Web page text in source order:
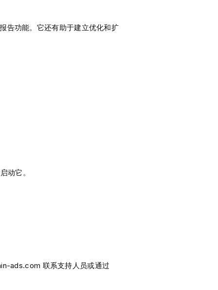
告功能。它还有助于建立优化和扩
动它。
ads.com 联系支持人员或通过